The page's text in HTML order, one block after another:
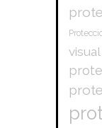
visual